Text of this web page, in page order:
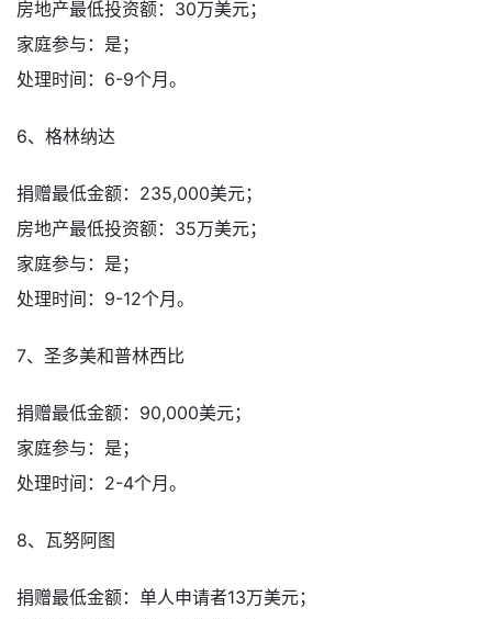
房地产最低投资额：30万美元；
家庭参与：是；
处理时间：6-9个月。
6、格林纳达
捐赠最低金额：235,000美元；
房地产最低投资额：35万美元；
家庭参与：是；
处理时间：9-12个月。
7、圣多美和普林西比
捐赠最低金额：90,000美元；
家庭参与：是；
处理时间：2-4个月。
8、瓦努阿图
捐赠最低金额：单人申请者13万美元；